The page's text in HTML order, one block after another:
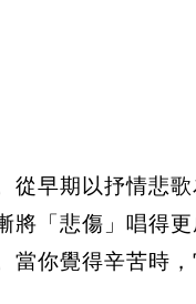
早期以抒情悲
「悲傷」唱得
你覺得辛苦時